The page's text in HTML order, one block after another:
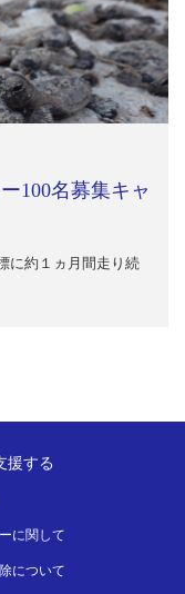
100名募集キャ
に約１ヵ月間走り続
援する
に関して
について